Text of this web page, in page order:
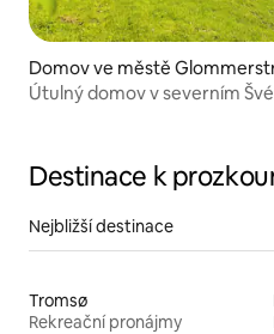
Domov ve městě
Útulný domov v severním
Destinace k
Nejbližší destinace
Tromsø
Rekreační pronájmy